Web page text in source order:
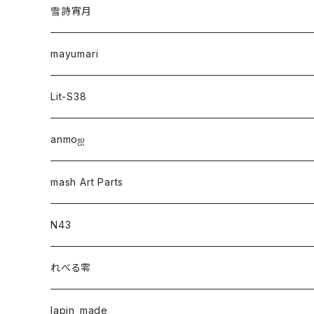
雪詩宵月
mayumari
Lit-S38
anmo‪ஐ‬
mash Art Parts
N43
れべる零
lapin_made